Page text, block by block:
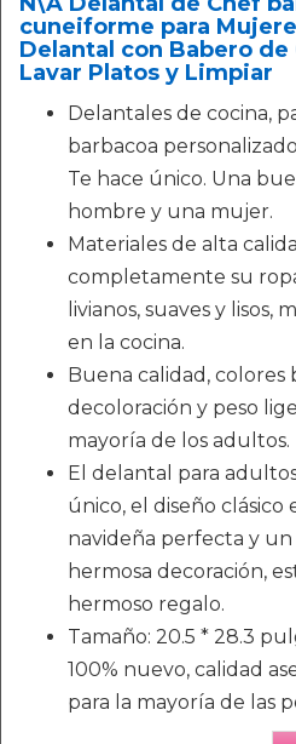
cuneiforme para
Delantal con Babero de
Lavar Platos y Limpiar
Delantales de cocina,
barbacoa
Te hace único. Una
hombre y una mujer.
Materiales de alta
completamente su
livianos, suaves y lisos,
en la cocina.
Buena calidad, colores
decoloración y peso
mayoría de los adultos.
El delantal para
único, el diseño clásico
navideña perfecta y
hermosa decoración,
hermoso regalo.
Tamaño: 20.5 * 28.3
100% nuevo, calidad
para la mayoría de las